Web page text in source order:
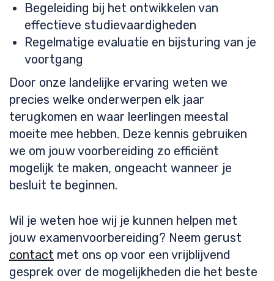
Begeleiding bij het ontwikkelen van
effectieve studievaardigheden
Regelmatige evaluatie en bijsturing van je
voortgang
Door onze landelijke ervaring weten we
precies welke onderwerpen elk jaar
terugkomen en waar leerlingen meestal
moeite mee hebben. Deze kennis gebruiken
we om jouw voorbereiding zo efficiënt
mogelijk te maken, ongeacht wanneer je
besluit te beginnen.
Wil je weten hoe wij je kunnen helpen met
jouw examenvoorbereiding? Neem gerust
contact met ons op voor een vrijblijvend
gesprek over de mogelijkheden die het beste